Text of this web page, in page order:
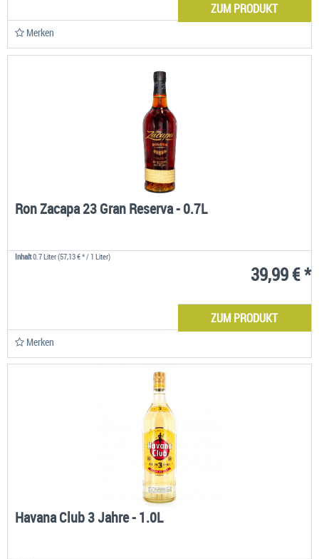
ZUM PRODUKT
Merken
Ron Zacapa 23 Gran Reserva - 0.7L
Inhalt0.7 Liter(57,13 € * / 1 Liter)
39,99 € *
ZUM PRODUKT
Merken
Havana Club 3 Jahre - 1.0L